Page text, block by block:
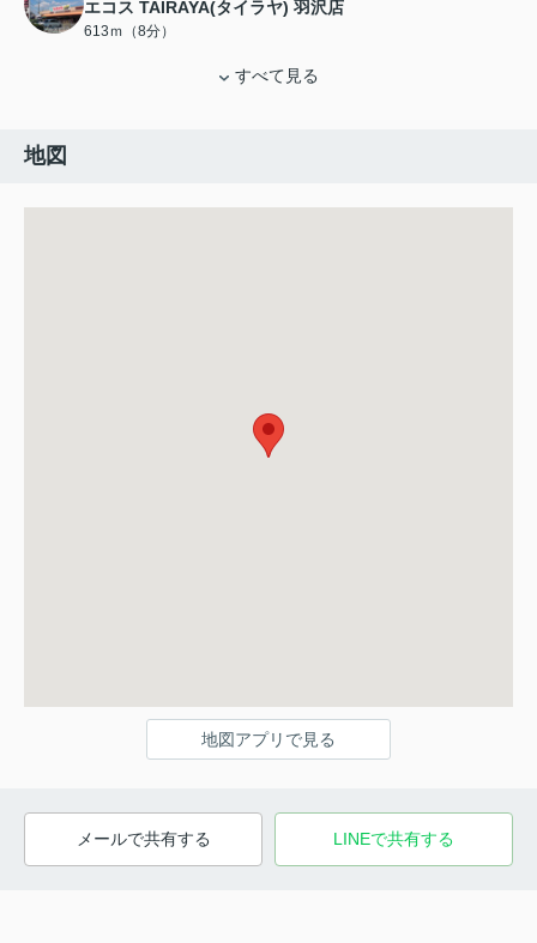
エコス TAIRAYA(タイラヤ) 羽沢店
613ｍ（8分）
すべて見る
地図
地図アプリで見る
メールで共有する LINEで共有する